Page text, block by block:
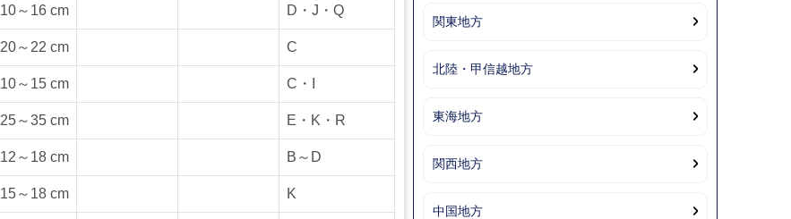
10～16 cm D・J・Q
20～22 cm C
10～15 cm C・I
25～35 cm E・K・R
12～18 cm B～D
15～18 cm K
関東地方
北陸・甲信越地方
東海地方
関西地方
中国地方